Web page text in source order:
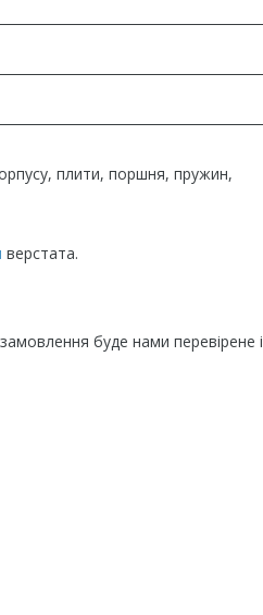
плити, поршня, пружин,
верстата.
буде нами перевірене і